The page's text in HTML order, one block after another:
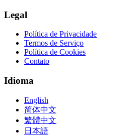
Legal
Política de Privacidade
Termos de Serviço
Política de Cookies
Contato
Idioma
English
简体中文
繁體中文
日本語